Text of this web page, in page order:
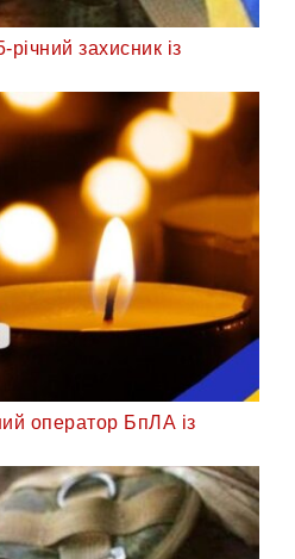
захисник із
оператор БпЛА із